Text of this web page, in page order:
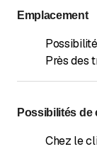
Emplacement
Près des
Possibilités de
Chez le